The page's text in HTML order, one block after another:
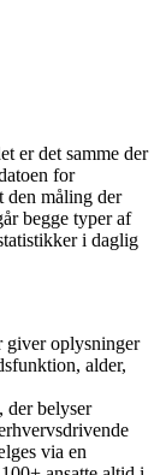
er det samme der
for
den måling der
begge typer af
i daglig
giver oplysninger
alder,
, der belyser
via en